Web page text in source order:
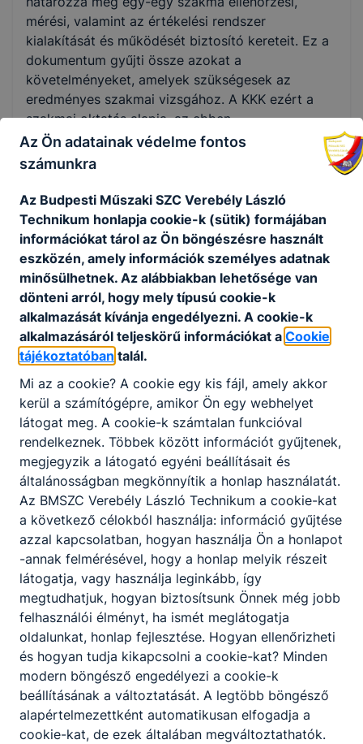
mérési, valamint az értékelési rendszer
kialakítását és működését biztosító kereteit. Ez a
dokumentum gyűjti össze azokat a
követelményeket, amelyek szükségesek az
eredményes szakmai vizsgához. A KKK ezért a
szakmai oktatás alapja, az ebben
meghatározottak szerint kell felépíteni az egyes
szakmák megszerzésére irányuló szakmai
vizsga követelményei is.
A Programtanterv (PTT) tartalmazza az egyes
szakmákhoz kapcsolódó tanulási területekhez
rendelt tantárgyak és témakörök óraszámát
évfolyamonként, a tanulási területek részletes
szakmai tartalmának leírását, valamint a
részszakmák ajánlott szakmai tartalmát. A PTT a
szakmai oktatás kötelező foglalkozásainak
összesített számát tekintve kötelező érvényű,
illetve ajánlásként szolgál a szakképző
intézmények szakmai programjának
kidolgozásához.
Elektronika és elektrotechnika
Automatikai technikus
KKK PTT
Erősáramú elektrotechnikus
KKK PTT
Villanyszerelő
KKK PTT
Az Ön adatainak védelme fontos
számunkra
Az Budpesti Műszaki SZC Verebély László
Technikum honlapja cookie-k (sütik) formájában
információkat tárol az Ön böngészésre használt
eszközén, amely információk személyes adatnak
minősülhetnek. Az alábbiakban lehetősége van
dönteni arról, hogy mely típusú cookie-k
alkalmazását kívánja engedélyezni. A cookie-k
alkalmazásáról teljeskörű információkat a Cookie
tájékoztatóban talál.
Mi az a cookie? A cookie egy kis fájl, amely akkor
kerül a számítógépre, amikor Ön egy webhelyet
látogat meg. A cookie-k számtalan funkcióval
rendelkeznek. Többek között információt gyűjtenek,
megjegyzik a látogató egyéni beállításait és
általánosságban megkönnyítik a honlap használatát.
Az BMSZC Verebély László Technikum a cookie-kat
a következő célokból használja: információ gyűjtése
azzal kapcsolatban, hogyan használja Ön a honlapot
-annak felmérésével, hogy a honlap melyik részeit
látogatja, vagy használja leginkább, így
megtudhatjuk, hogyan biztosítsunk Önnek még jobb
felhasználói élményt, ha ismét meglátogatja
oldalunkat, honlap fejlesztése. Hogyan ellenőrizheti
és hogyan tudja kikapcsolni a cookie-kat? Minden
modern böngésző engedélyezi a cookie-k
beállításának a változtatását. A legtöbb böngésző
alapértelmezettként automatikusan elfogadja a
cookie-kat, de ezek általában megváltoztathatók.